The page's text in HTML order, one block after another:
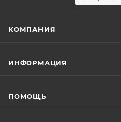
КОМПАНИЯ
ИНФОРМАЦИЯ
ПОМОЩЬ